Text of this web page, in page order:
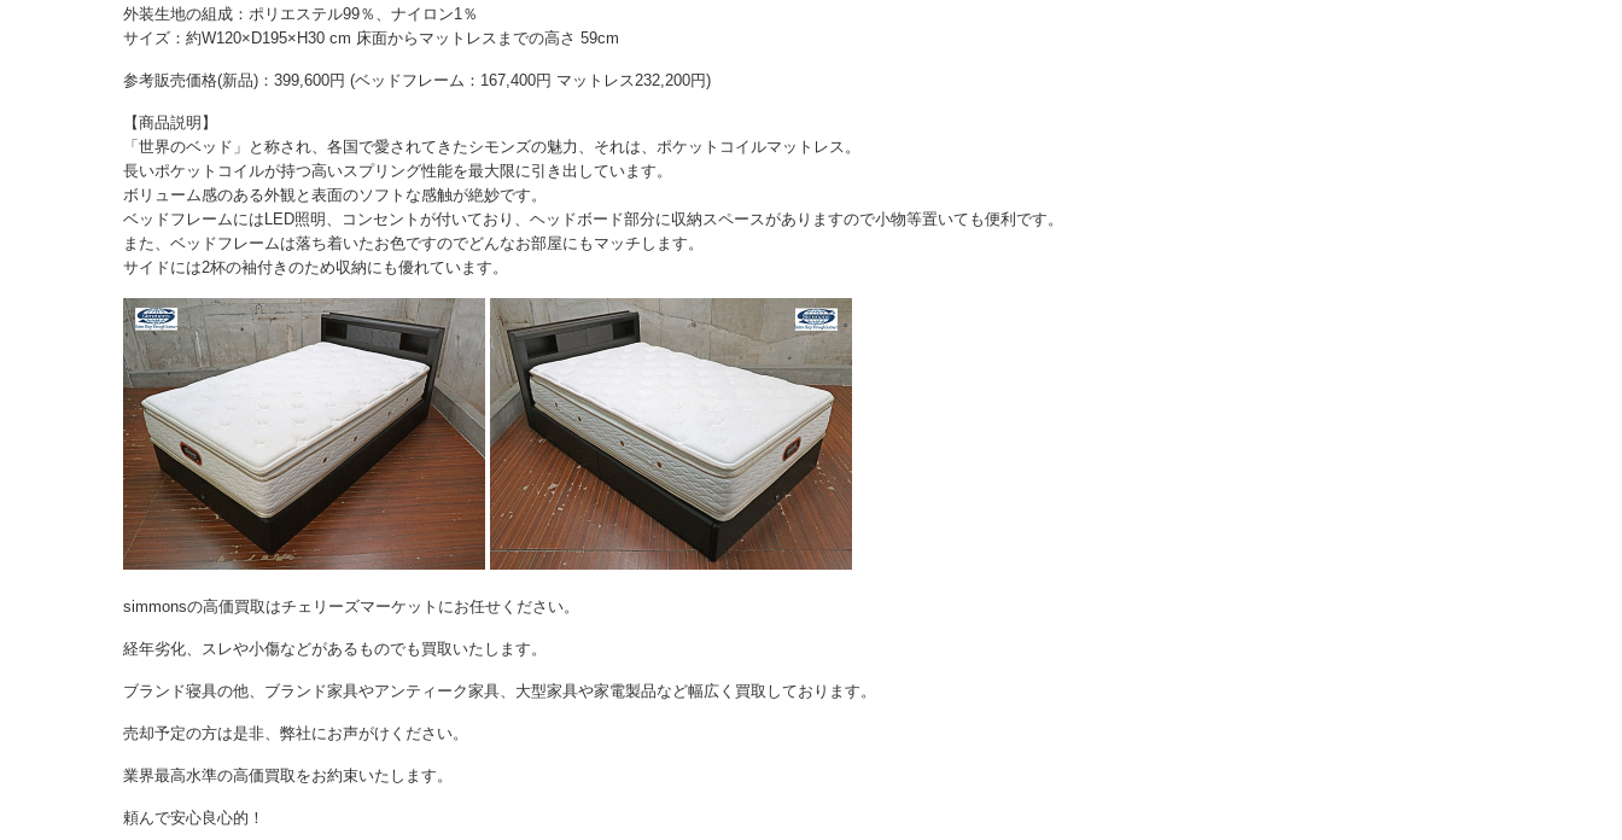
外装生地の組成：ポリエステル99％、ナイロン1％
サイズ：約W120×D195×H30 cm 床面からマットレスまでの高さ 59cm
参考販売価格(新品)：399,600円 (ベッドフレーム：167,400円 マットレス232,200円)
【商品説明】
「世界のベッド」と称され、各国で愛されてきたシモンズの魅力、それは、ポケットコイルマットレス。
長いポケットコイルが持つ高いスプリング性能を最大限に引き出しています。
ボリューム感のある外観と表面のソフトな感触が絶妙です。
ベッドフレームにはLED照明、コンセントが付いており、ヘッドボード部分に収納スペースがありますので小物等置いても便利です。
また、ベッドフレームは落ち着いたお色ですのでどんなお部屋にもマッチします。
サイドには2杯の袖付きのため収納にも優れています。
simmonsの高価買取はチェリーズマーケットにお任せください。
経年劣化、スレや小傷などがあるものでも買取いたします。
ブランド寝具の他、ブランド家具やアンティーク家具、大型家具や家電製品など幅広く買取しております。
売却予定の方は是非、弊社にお声がけください。
業界最高水準の高価買取をお約束いたします。
頼んで安心良心的！